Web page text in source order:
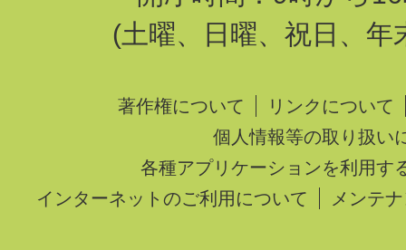
(土曜、日曜、祝日、年
著作権について
リンクについて
個人情報等の取り扱い
各種アプリケーションを利用す
インターネットのご利用について
メンテ